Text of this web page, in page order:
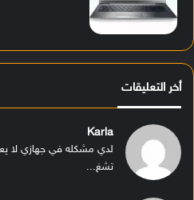
أخر التعليقات
Karla
لدي مشكله في جهازي لا
تشغ...